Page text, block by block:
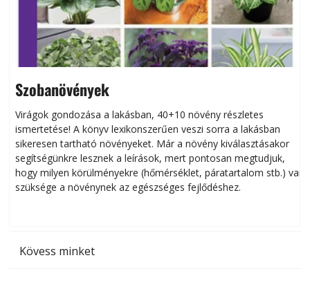
Szobanövények
Virágok gondozása a lakásban, 40+10 növény részletes
ismertetése! A könyv lexikonszerűen veszi sorra a lakásban
sikeresen tart­ha­tó növényeket. Már a növény kiválasztásakor
segítségünkre lesznek a leírások, mert pontosan megtudjuk,
hogy milyen körülményekre (hőmérséklet, páratartalom stb.) van
szüksége a növénynek az egészséges fejlődéshez.
Kövess minket